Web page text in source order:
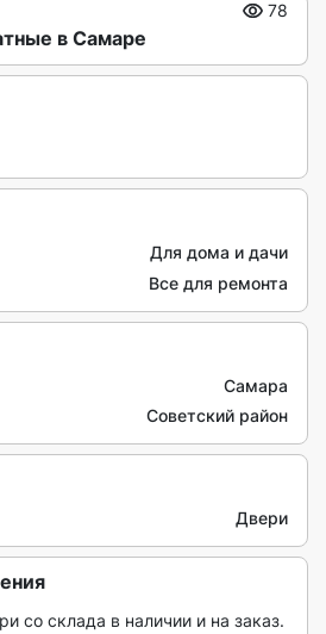
в Самаре
78
Для дома и дачи
Все для ремонта
Самара
Советский район
Двери